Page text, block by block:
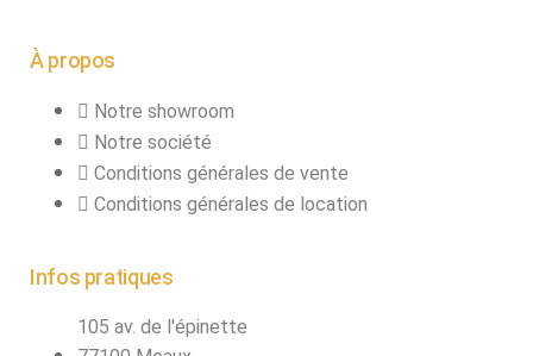
Machines à
confetti
Machines à
étincelles froide
Machines à
VENTE SONO ET
ÉCLAIRAGE
À propos
Notre showroom
Notre société
Conditions générales de vente
Conditions générales de location
Infos pratiques
105 av. de l'épinette